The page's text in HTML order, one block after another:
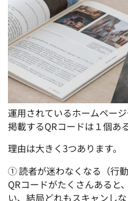
運用されているホームペー
掲載するQRコードは１個あ
理由は大きく3つあります。
① 読者が迷わなくなる（行動
QRコードがたくさんあると
い、結局どれもスキャンしな